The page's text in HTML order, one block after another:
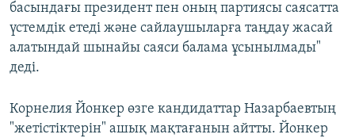
басындағы президент пен оның партиясы саясатта
үстемдік етеді және сайлаушыларға таңдау жасай
алатындай шынайы саяси балама ұсынылмады"
деді.
Корнелия Йонкер өзге кандидаттар Назарбаевтың
"жетістіктерін" ашық мақтағанын айтты. Йонкер